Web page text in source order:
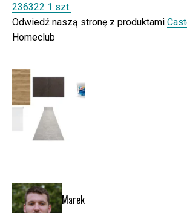
236322 1 szt.
Odwiedź naszą stronę z produktami
Homeclub
Marek